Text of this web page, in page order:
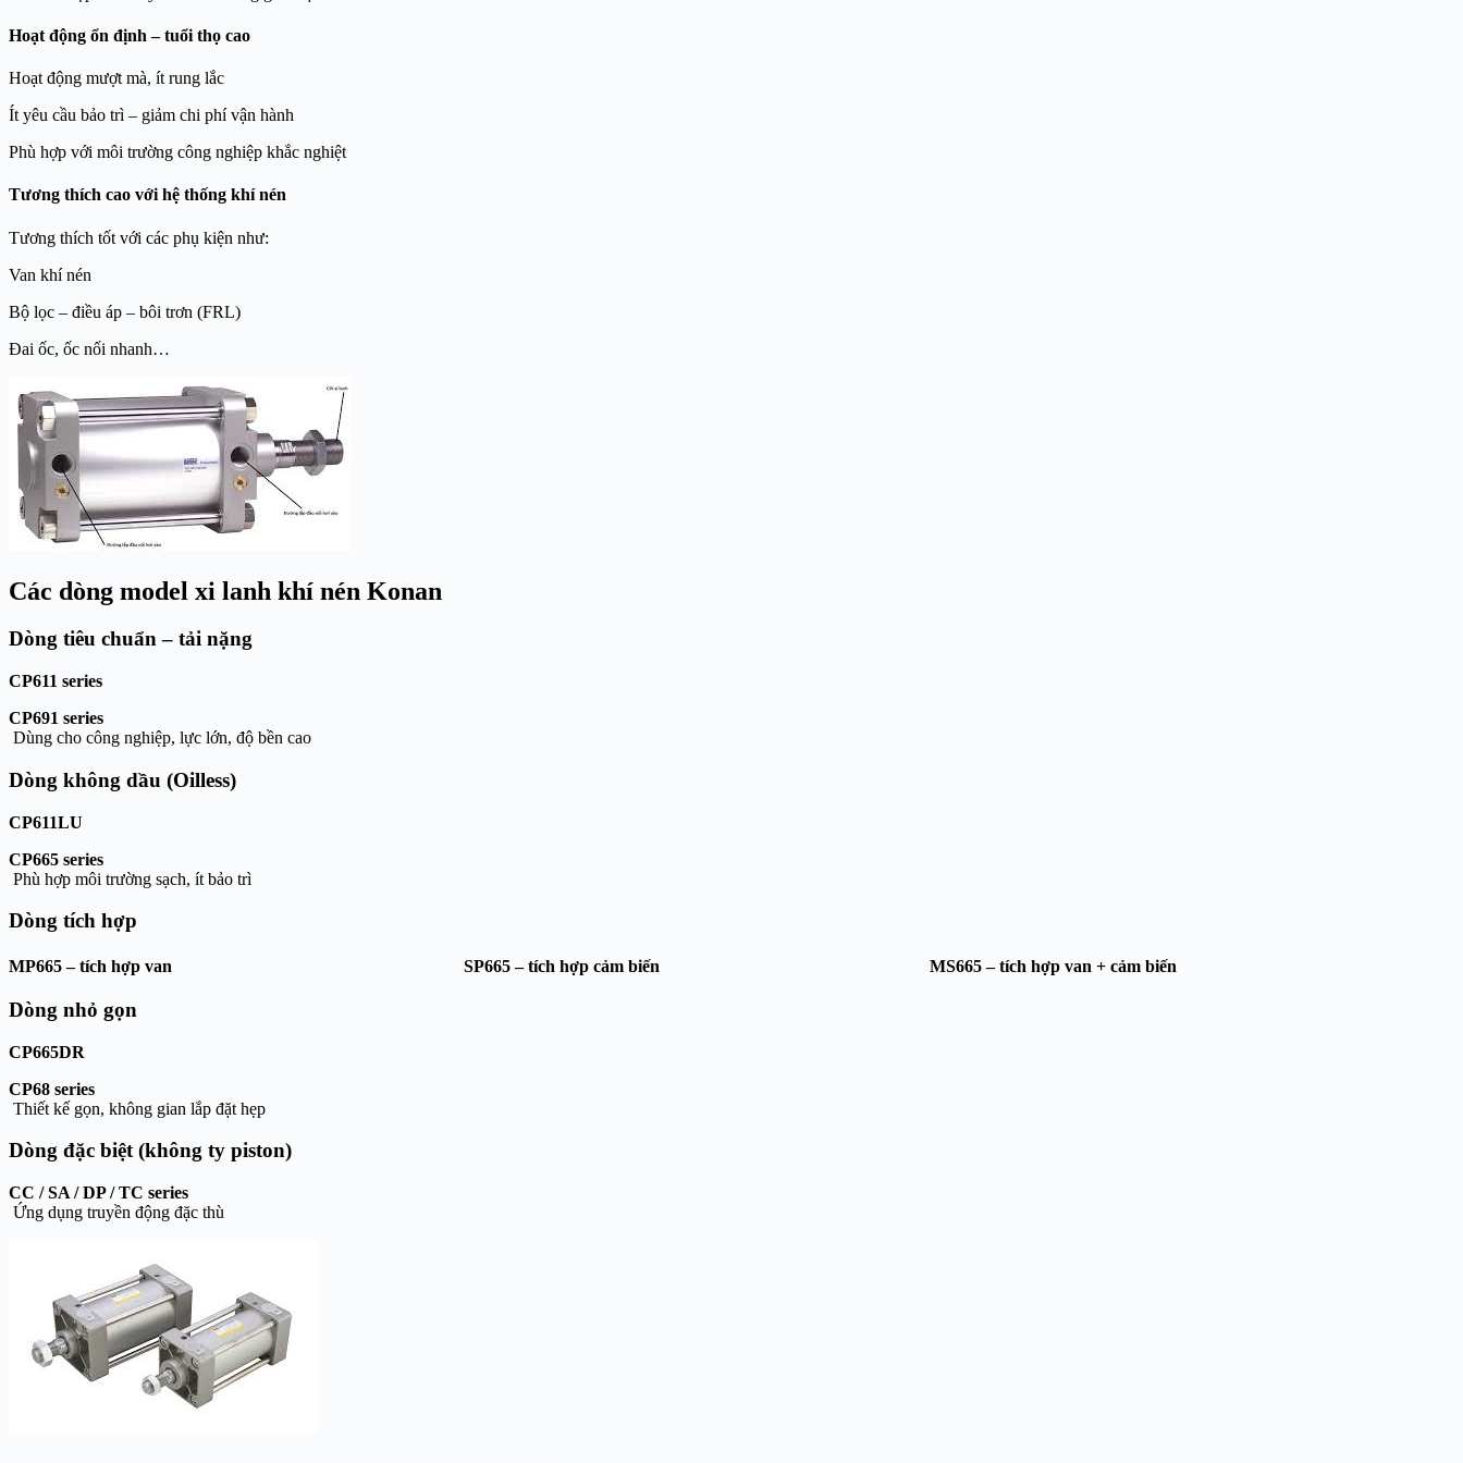
Hoạt động ổn định – tuổi thọ cao
Hoạt động mượt mà, ít rung lắc
Ít yêu cầu bảo trì – giảm chi phí vận hành
Phù hợp với môi trường công nghiệp khắc nghiệt
Tương thích cao với hệ thống khí nén
Tương thích tốt với các phụ kiện như:
Van khí nén
Bộ lọc – điều áp – bôi trơn (FRL)
Đai ốc, ốc nối nhanh…
Các dòng model xi lanh khí nén Konan
Dòng tiêu chuẩn – tải nặng
CP611 series
CP691 series
Dùng cho công nghiệp, lực lớn, độ bền cao
Dòng không dầu (Oilless)
CP611LU
CP665 series
Phù hợp môi trường sạch, ít bảo trì
Dòng tích hợp
MP665– tích hợp van SP665– tích hợp cảm biến MS665– tích hợp van + cảm biến
Dòng nhỏ gọn
CP665DR
CP68 series
Thiết kế gọn, không gian lắp đặt hẹp
Dòng đặc biệt (không ty piston)
CC / SA / DP / TC series
Ứng dụng truyền động đặc thù